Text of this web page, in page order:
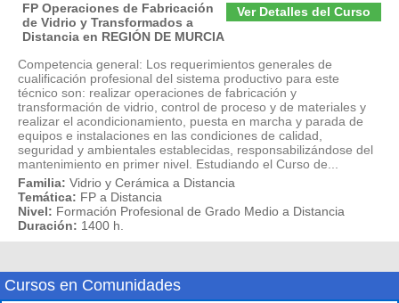
Ver Detalles del Curso
FP Operaciones de Fabricación
de Vidrio y Transformados a
Distancia en REGIÓN DE MURCIA
Competencia general: Los requerimientos generales de
cualificación profesional del sistema productivo para este
técnico son: realizar operaciones de fabricación y
transformación de vidrio, control de proceso y de materiales y
realizar el acondicionamiento, puesta en marcha y parada de
equipos e instalaciones en las condiciones de calidad,
seguridad y ambientales establecidas, responsabilizándose del
mantenimiento en primer nivel. Estudiando el Curso de...
Familia: Vidrio y Cerámica a Distancia
Temática: FP a Distancia
Nivel: Formación Profesional de Grado Medio a Distancia
Duración: 1400 h.
Cursos en Comunidades